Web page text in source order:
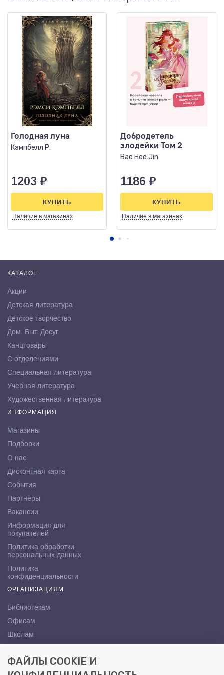
Голодная луна
Кэмпбелл Р.
1203 ₽
Наличие в магазинах
КУПИТЬ
Добродетель
злодейки Том 2
Bae Hee Jin
1186 ₽
Наличие в магазинах
КУПИТЬ
КАТАЛОГ
Акции
Детская литература
Детское творчество
Дом. Быт. Досуг.
Канцтовары
С отделениями
Специальная литература
Учебная литература
Художественная литература
ИНФОРМАЦИЯ
Магазины
Подборки
О нас
Дисконтная карта
События
Партнёры
Вакансии
Информация для
покупателей
Политика обработки
персональных данных
Политика
конфиденциальности
ОРГАНИЗАЦИЯМ
Библиотекам
Офисам
Школам
КОНТАКТЫ
ФАЙЛЫ COOKIE И